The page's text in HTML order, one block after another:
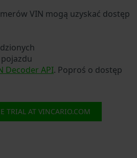
VIN mogą uzyskać dostęp
Decoder API. Poproś o dostęp
TRIAL AT VINCARIO.COM